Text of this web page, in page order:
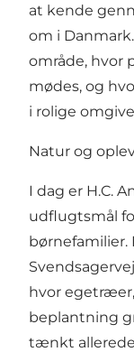
at kende
om i
område, hvor
mødes, og
i rolige
Natur og
I dag er H.C.
udflugtsmål
børnefamilier.
hvor
beplantning
tænkt